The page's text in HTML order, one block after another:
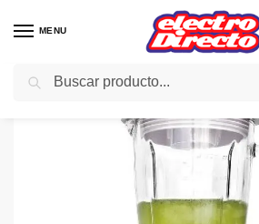
MENU
Inicio PAE / Cocina / Batidoras